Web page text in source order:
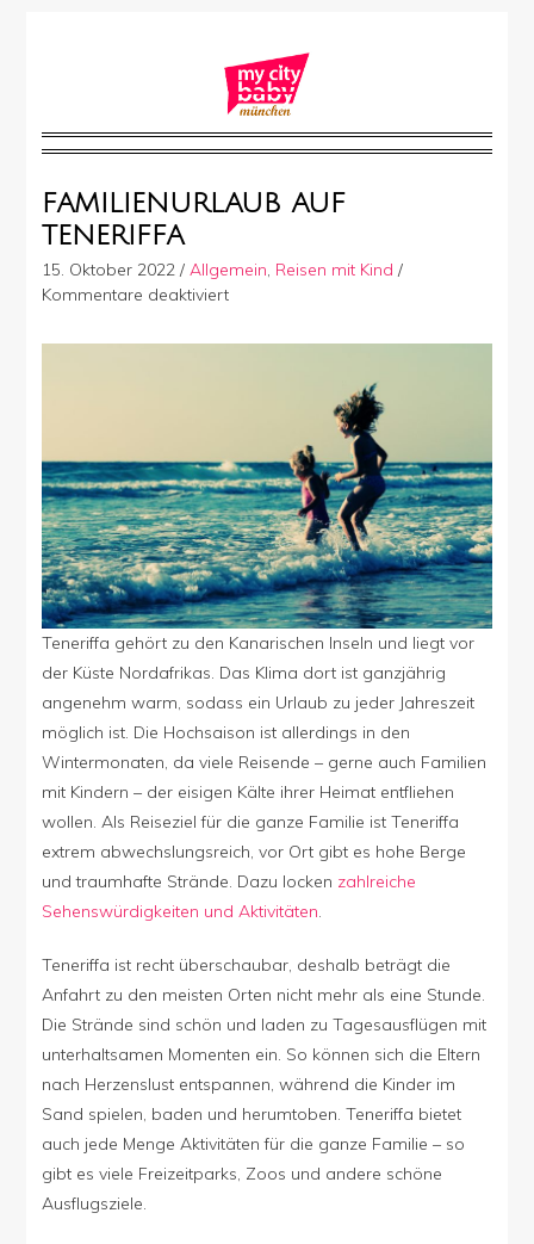
FAMILIENURLAUB AUF
TENERIFFA
15. Oktober 2022/ Allgemein, Reisen mit Kind /
Kommentare deaktiviertfür
auf
Teneriffa gehört zu den Kanarischen Inseln und liegt vor
der Küste Nordafrikas. Das Klima dort ist ganzjährig
angenehm warm, sodass ein Urlaub zu jeder Jahreszeit
möglich ist. Die Hochsaison ist allerdings in den
Wintermonaten, da viele Reisende – gerne auch Familien
mit Kindern – der eisigen Kälte ihrer Heimat entfliehen
wollen. Als Reiseziel für die ganze Familie ist Teneriffa
extrem abwechslungsreich, vor Ort gibt es hohe Berge
und traumhafte Strände. Dazu locken zahlreiche
Sehenswürdigkeiten und Aktivitäten
Teneriffa ist recht überschaubar, deshalb beträgt die
Anfahrt zu den meisten Orten nicht mehr als eine Stunde.
Die Strände sind schön und laden zu Tagesausflügen mit
unterhaltsamen Momenten ein. So können sich die Eltern
nach Herzenslust entspannen, während die Kinder im
Sand spielen, baden und herumtoben. Teneriffa bietet
auch jede Menge Aktivitäten für die ganze Familie – so
gibt es viele Freizeitparks, Zoos und andere schöne
Ausflugsziele.